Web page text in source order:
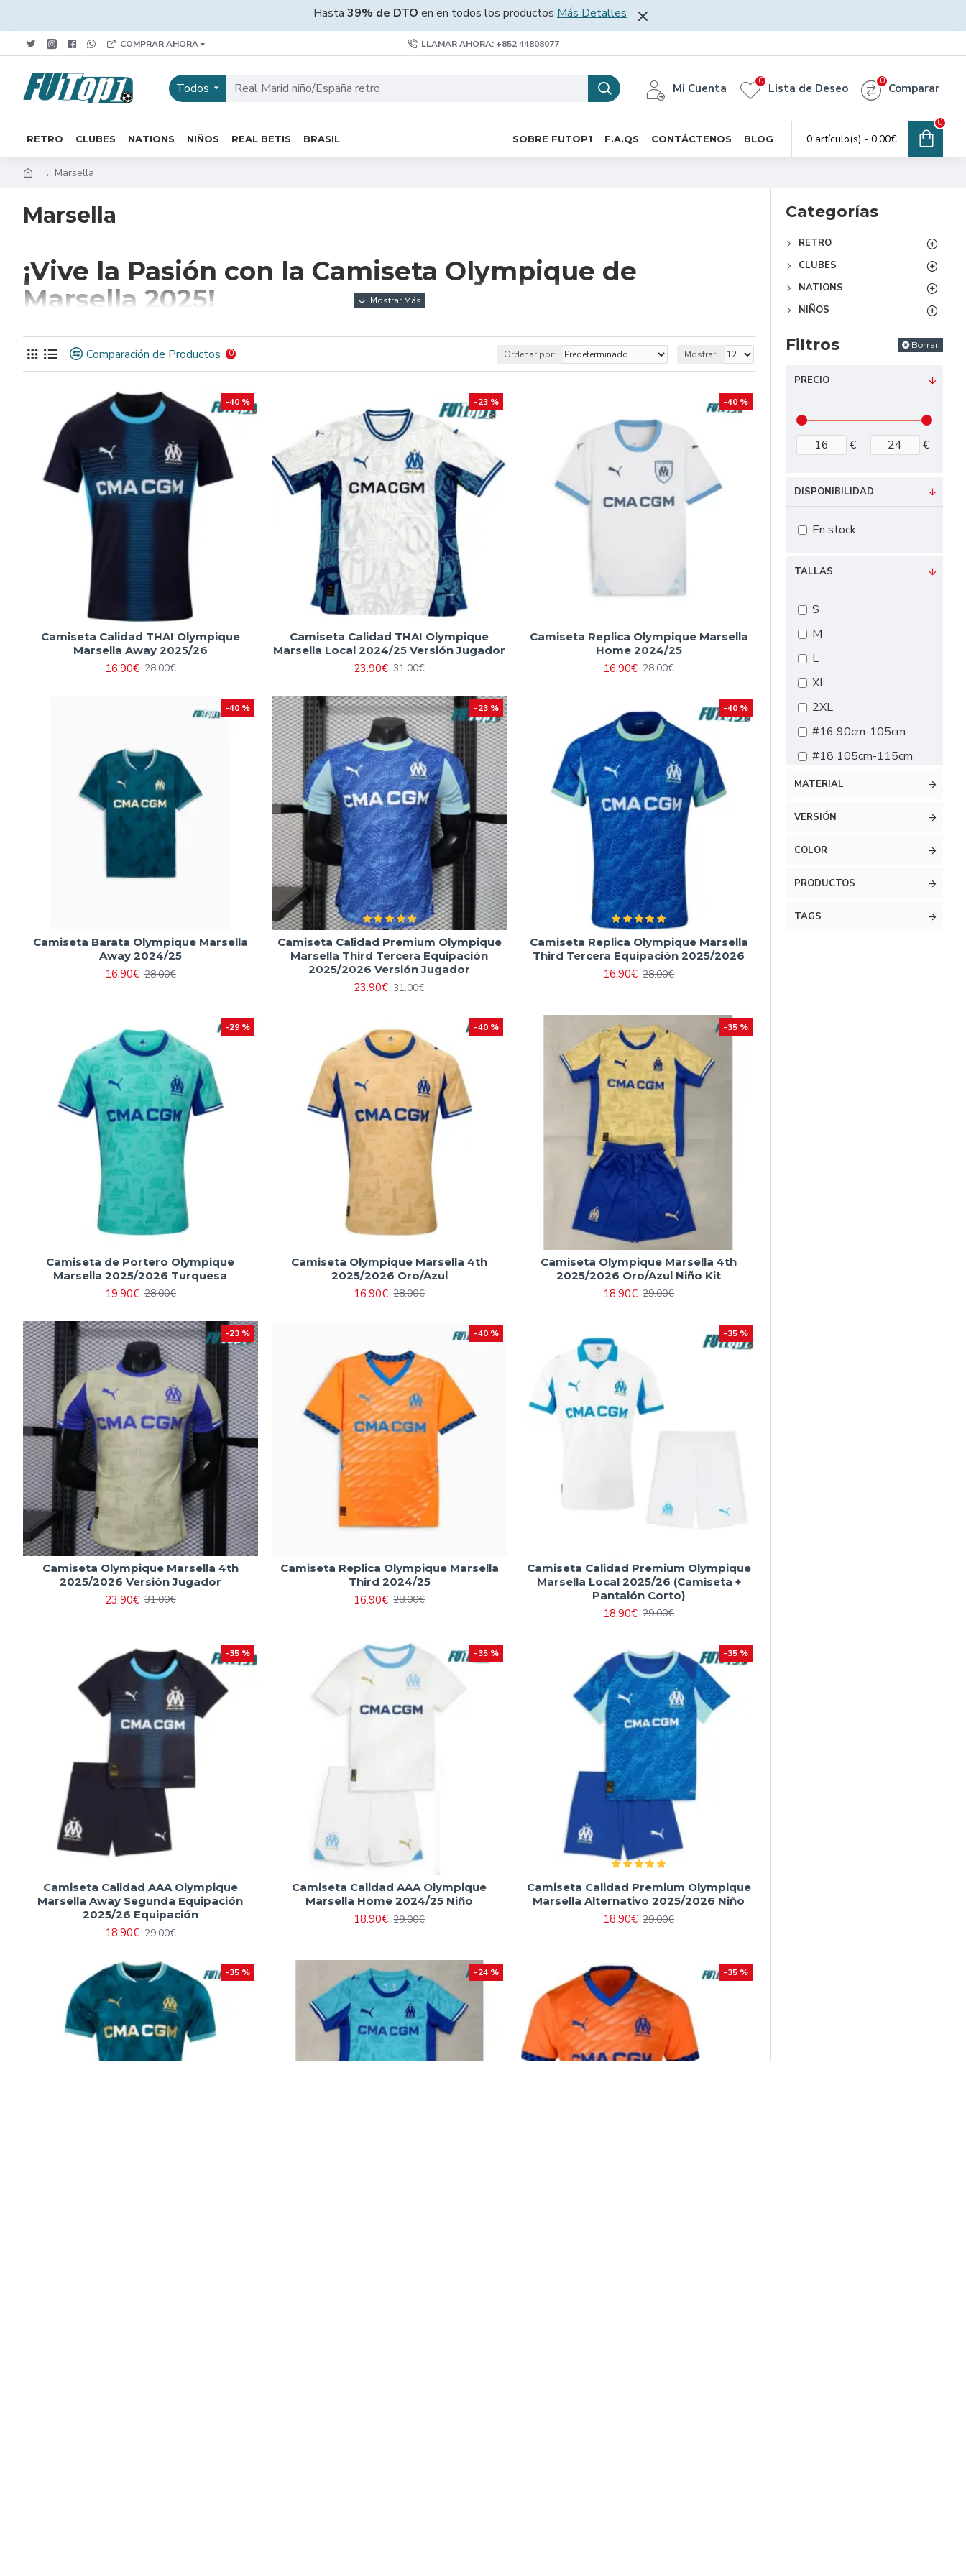
Hasta 39% de DTO en en todos los productos Más Detalles
COMPRAR AHORA LLAMAR AHORA: +852 44808077
Todos Mi Cuenta Lista de Deseo
0
Comparar
0
RETRO CLUBES NATIONS NIÑOS REAL BETIS BRASIL SOBRE FUTOP1 F.A.QS CONTÁCTENOS BLOG 0 artículo(s) - 0.00€
0
Marsella
Marsella
¡Vive la Pasión con la Camiseta Olympique de
Marsella 2025!
Olympique de Marsella, el club más apasionado de Francia, presenta suequipación Marsella 2025para los hinchas del Vélodrome.
Leyendas como
Jean-Pierre Papin Didier Drogba
(en sus inicios) han marcado la historia del equipo, con hitos como la
El diseño de estacamiseta réplica resalta con su blanco y azul celeste, colores que evocan la tradición mediterránea y la intensidad de
Marsella
, combinando un estilo moderno con detalles que rinden homenaje a su legado.
Hazte con tuequipación Marsella barata 2025, una pieza que no solo te viste, sino que te sumerge en la vibrante cultura futbolística del OM,
ideal para gritar "Allez l’OM" desde las gradas o cualquier lugar, a un precio que no querrás dejar pasar.
Comparación de Productos 0 Ordenar por: Mostrar:
-40 %
Camiseta Calidad THAI Olympique
Marsella Away 2025/26
16.90€ 28.00€
-23 %
Camiseta Calidad THAI Olympique
Marsella Local 2024/25 Versión Jugador
23.90€ 31.00€
-40 %
Camiseta Replica Olympique Marsella
Home 2024/25
16.90€ 28.00€
-40 %
Camiseta Barata Olympique Marsella
Away 2024/25
16.90€ 28.00€
-23 %
Camiseta Calidad Premium Olympique
Marsella Third Tercera Equipación
2025/2026 Versión Jugador
23.90€ 31.00€
-40 %
Camiseta Replica Olympique Marsella
Third Tercera Equipación 2025/2026
16.90€ 28.00€
-29 %
Camiseta de Portero Olympique
Marsella 2025/2026 Turquesa
19.90€ 28.00€
-40 %
Camiseta Olympique Marsella 4th
2025/2026 Oro/Azul
16.90€ 28.00€
-35 %
Camiseta Olympique Marsella 4th
2025/2026 Oro/Azul Niño Kit
18.90€ 29.00€
-23 %
Camiseta Olympique Marsella 4th
2025/2026 Versión Jugador
23.90€ 31.00€
-40 %
Camiseta Replica Olympique Marsella
Third 2024/25
16.90€ 28.00€
-35 %
Camiseta Calidad Premium Olympique
Marsella Local 2025/26 (Camiseta +
Pantalón Corto)
18.90€ 29.00€
-35 %
Camiseta Calidad AAA Olympique
Marsella Away Segunda Equipación
2025/26 Equipación
18.90€ 29.00€
-35 %
Camiseta Calidad AAA Olympique
Marsella Home 2024/25 Niño
18.90€ 29.00€
-35 %
Camiseta Calidad Premium Olympique
Marsella Alternativo 2025/2026 Niño
18.90€ 29.00€
-35 % -24 % -35 %
Categorías
RETRO
CLUBES
NATIONS
NIÑOS
Filtros Borrar
PRECIO
€ €
MATERIAL
VERSIÓN
COLOR
PRODUCTOS
TALLAS
S
M
L
XL
2XL
#16 90cm-105cm
#18 105cm-115cm
#20 115cm-125cm
#26 145cm-155cm
#28 155cm-165cm
TAGS
DISPONIBILIDAD
En stock